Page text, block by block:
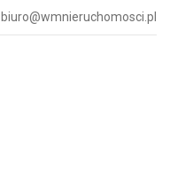
biuro@wmnieruchomosci.pl